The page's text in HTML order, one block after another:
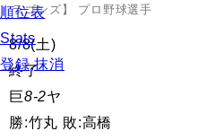
順位表
Stats
登録,抹消
ラゴンズ】 プロ野球選手
8/8(土)
終了
巨8-2ヤ
勝:竹丸 敗:高橋